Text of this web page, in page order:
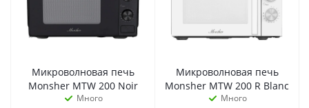
Микроволновая печь
Monsher MTW 200 Noir
Много
Микроволновая печь
Monsher MTW 200 R Blanc
Много